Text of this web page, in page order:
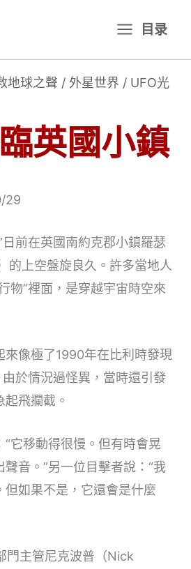
目录
地球之聲 / 外星世界 / UFO光
英國小鎮
29
日前在英國南約克郡小鎮羅瑟
的上空盤旋良久。許多當地人
物”裡面，是穿越宇宙時空來
來像極了1990年在比利時發現
由於情況過怪異，當時還引發
飛攔截。
“它移動得很慢。但有時會晃
音。”另一位目擊者說：“我
但如果不是，它還會是什麼
門主管尼克波普（Nick